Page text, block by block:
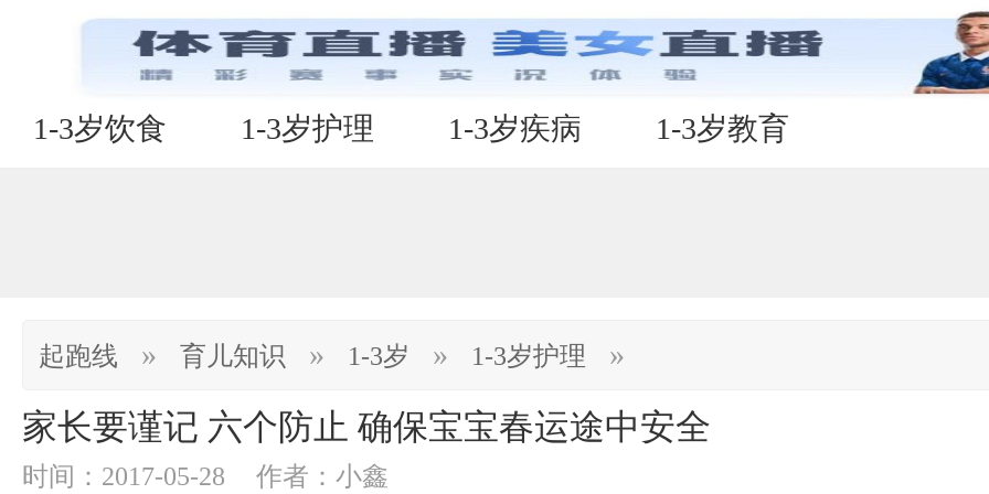
1-3岁饮食 1-3岁护理 1-3岁疾病 1-3岁教育
起跑线 » 育儿知识 » 1-3岁 » 1-3岁护理 »
家长要谨记 六个防止 确保宝宝春运途中安全
时间：2017-05-28 作者：小鑫